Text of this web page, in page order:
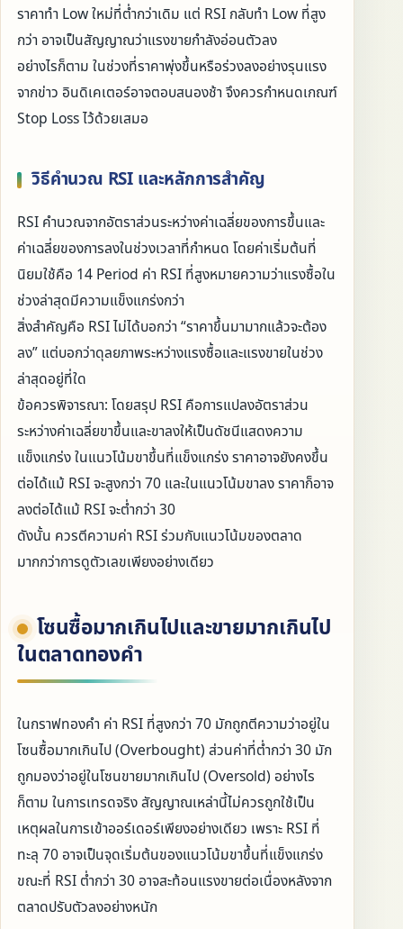
ราคาทำ Low ใหม่ที่ต่ำกว่าเดิม แต่ RSI กลับทำ Low ที่สูง
กว่า อาจเป็นสัญญาณว่าแรงขายกำลังอ่อนตัวลง
อย่างไรก็ตาม ในช่วงที่ราคาพุ่งขึ้นหรือร่วงลงอย่างรุนแรง
จากข่าว อินดิเคเตอร์อาจตอบสนองช้า จึงควรกำหนดเกณฑ์
Stop Loss ไว้ด้วยเสมอ
วิธีคำนวณ RSI และหลักการสำคัญ
RSI คำนวณจากอัตราส่วนระหว่างค่าเฉลี่ยของการขึ้นและ
ค่าเฉลี่ยของการลงในช่วงเวลาที่กำหนด โดยค่าเริ่มต้นที่
นิยมใช้คือ 14 Period ค่า RSI ที่สูงหมายความว่าแรงซื้อใน
ช่วงล่าสุดมีความแข็งแกร่งกว่า
สิ่งสำคัญคือ RSI ไม่ได้บอกว่า “ราคาขึ้นมามากแล้วจะต้อง
ลง” แต่บอกว่าดุลยภาพระหว่างแรงซื้อและแรงขายในช่วง
ล่าสุดอยู่ที่ใด
ข้อควรพิจารณา: โดยสรุป RSI คือการแปลงอัตราส่วน
ระหว่างค่าเฉลี่ยขาขึ้นและขาลงให้เป็นดัชนีแสดงความ
แข็งแกร่ง ในแนวโน้มขาขึ้นที่แข็งแกร่ง ราคาอาจยังคงขึ้น
ต่อได้แม้ RSI จะสูงกว่า 70 และในแนวโน้มขาลง ราคาก็อาจ
ลงต่อได้แม้ RSI จะต่ำกว่า 30
ดังนั้น ควรตีความค่า RSI ร่วมกับแนวโน้มของตลาด
มากกว่าการดูตัวเลขเพียงอย่างเดียว
โซนซื้อมากเกินไปและขายมากเกินไป
ในตลาดทองคำ
ในกราฟทองคำ ค่า RSI ที่สูงกว่า 70 มักถูกตีความว่าอยู่ใน
โซนซื้อมากเกินไป (Overbought) ส่วนค่าที่ต่ำกว่า 30 มัก
ถูกมองว่าอยู่ในโซนขายมากเกินไป (Oversold) อย่างไร
ก็ตาม ในการเทรดจริง สัญญาณเหล่านี้ไม่ควรถูกใช้เป็น
เหตุผลในการเข้าออร์เดอร์เพียงอย่างเดียว เพราะ RSI ที่
ทะลุ 70 อาจเป็นจุดเริ่มต้นของแนวโน้มขาขึ้นที่แข็งแกร่ง
ขณะที่ RSI ต่ำกว่า 30 อาจสะท้อนแรงขายต่อเนื่องหลังจาก
ตลาดปรับตัวลงอย่างหนัก